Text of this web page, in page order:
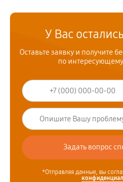
У Вас
Оставьте заявку и получите
по
*Отправляя данные, вы